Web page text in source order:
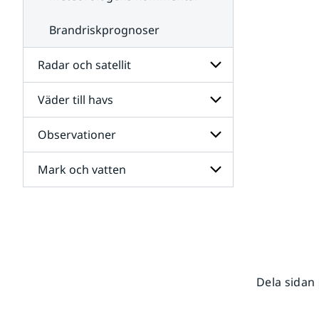
Brandriskprognoser
Radar och satellit
Undersidor
för
Radar
och
satellit
Väder till havs
Undersidor
för
Väder
till
havs
Observationer
Undersidor
för
Mark och vatten
Dela sidan